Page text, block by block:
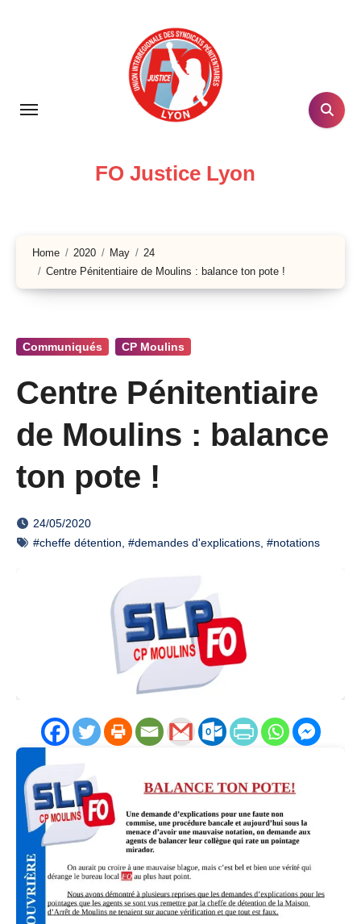
FO Justice Lyon
Home 2020 May
24
Centre Pénitentiaire de Moulins : balance ton pote !
Communiqués CP Moulins
Centre Pénitentiaire
de Moulins : balance
ton pote !
24/05/2020
#cheffe détention #demandes d'explications #notations